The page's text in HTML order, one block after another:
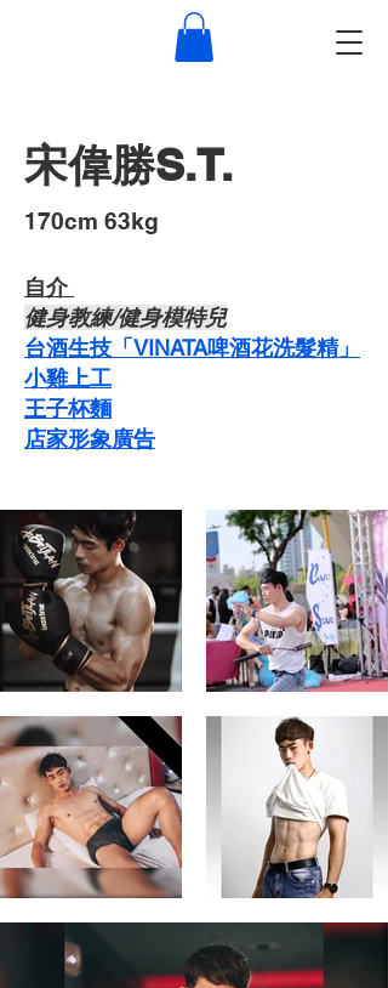
宋偉勝S.T.
​170cm 63kg
自介 ​
​健身教練/健身模特兒
台酒生技「VINATA啤酒花洗髮精」
​小雞上工
​王子杯麵
​店家形象廣告